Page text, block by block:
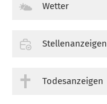
Wetter
Stellenanzeigen
Todesanzeigen